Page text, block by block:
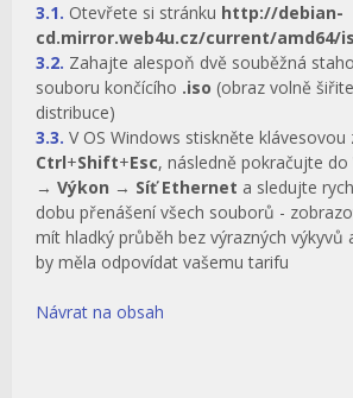
3.1. Otevřete si stránku http://debian-
cd.mirror.web4u.cz/current/amd64/
3.2. Zahajte alespoň dvě souběžná
souboru končícího .iso (obraz volně
distribuce)
3.3. V OS Windows stiskněte klávesovou
Ctrl+Shift+Esc, následně pokračujte do
→ Výkon → Síť Ethernet a sledujte
dobu přenášení všech souborů -
mít hladký průběh bez výrazných výkyvů
by měla odpovídat vašemu tarifu
Návrat na obsah